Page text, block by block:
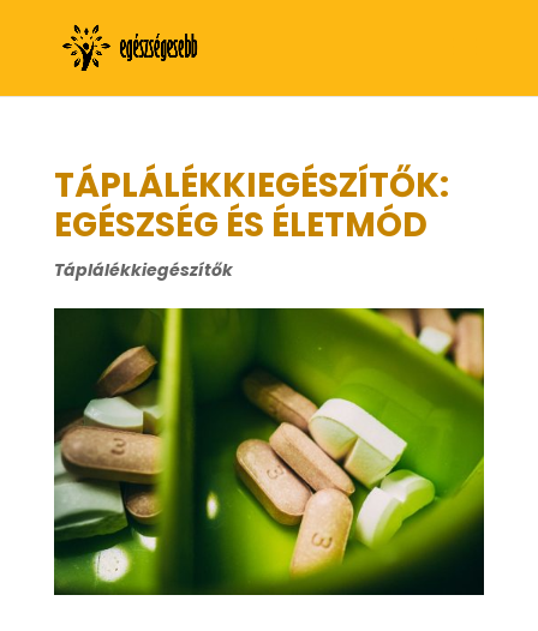
TÁPLÁLÉKKIEGÉSZÍTŐK:
EGÉSZSÉG ÉS ÉLETMÓD
Táplálékkiegészítők